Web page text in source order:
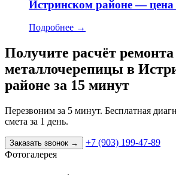
Истринском районе — цена
Подробнее →
Получите расчёт ремонта
металлочерепицы в
районе за 15 минут
Перезвоним за 5 минут. Бесплатная
смета за 1 день.
Заказать звонок →
+7 (903) 199-47-89
Фотогалерея